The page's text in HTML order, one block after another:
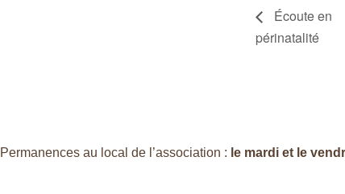
Écoute en
périnatalité
Permanences au local de l’association : le mardi et le